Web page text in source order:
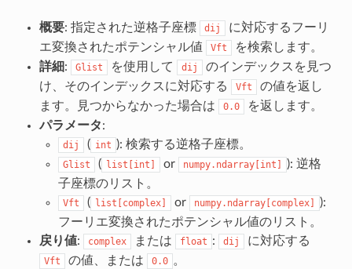
概要: 指定された逆格子座標 dij
に対応するフーリ
エ変換されたポテンシャル値
Vft
を検索します。
詳細: Glist を使用して dij
のインデックスを見つ
け、そのインデックスに対応する
Vft
の値を返し
ます。見つからなかった場合は
0.0
を返します。
パラメータ:
dij ( int ): 検索する逆格子座標。
Glist ( list[int] or numpy.ndarray[int]
): 逆格
子座標のリスト。
Vft ( list[complex] or numpy.ndarray[complex]
):
フーリエ変換されたポテンシャル値のリスト。
戻り値: complex または float : dij に対応する
Vft の値、または 0.0 。